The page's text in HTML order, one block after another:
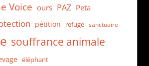
Voice ours PAZ Peta
pétition refuge sanctuaire
souffrance animale
éléphant